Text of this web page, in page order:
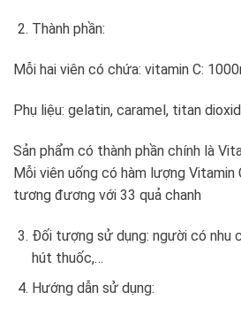
Thành phần:
Mỗi hai viên có chứa: vitamin C:
Phụ liệu: gelatin, caramel, titan
Sản phẩm có thành phần chính là
Mỗi viên uống có hàm lượng Vitamin
tương đương với 33 quả chanh
Đối tượng sử dụng: người có nhu
hút thuốc,…
Hướng dẫn sử dụng: